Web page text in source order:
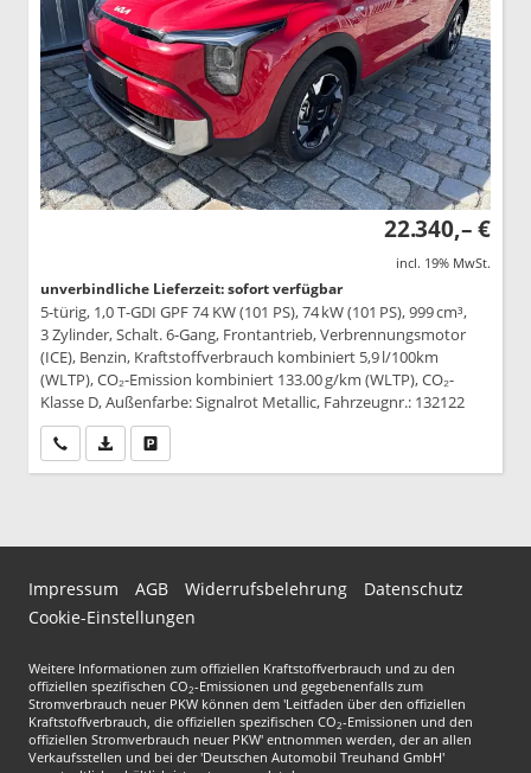
22.340,– €
incl. 19% MwSt.
unverbindliche Lieferzeit: sofort verfügbar
5-türig, 1,0 T-GDI GPF 74 KW (101 PS), 74 kW (101 PS), 999 cm³,
3 Zylinder, Schalt. 6-Gang, Frontantrieb, Verbrennungsmotor
(ICE), Benzin, Kraftstoffverbrauch kombiniert 5,9 l/100km
(WLTP), CO₂-Emission kombiniert 133.00 g/km (WLTP), CO₂-
Klasse D, Außenfarbe: Signalrot Metallic, Fahrzeugnr.: 132122
Wir rufen Sie anPDF-Datei, Fahrzeugexposé drucken
Impressum AGB Widerrufsbelehrung
Datenschutz
Cookie-Einstellungen
Weitere Informationen zum offiziellen Kraftstoffverbrauch und zu den
offiziellen spezifischen CO2-Emissionen und gegebenenfalls zum
Stromverbrauch neuer PKW können dem 'Leitfaden über den offiziellen
Kraftstoffverbrauch, die offiziellen spezifischen CO2-Emissionen und den
offiziellen Stromverbrauch neuer PKW' entnommen werden, der an allen
Verkaufsstellen und bei der 'Deutschen Automobil Treuhand GmbH'